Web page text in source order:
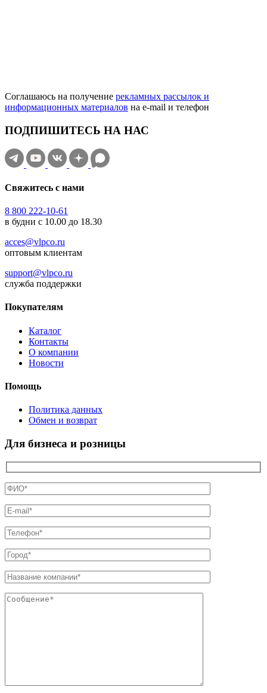
Соглашаюсь на получение рекламных рассылок и
информационных материалов на e‑mail и телефон
ПОДПИШИТЕСЬ НА НАС
Свяжитесь с нами
8 800 222-10-61
в будни с 10.00 до 18.30
acces@vlpco.ru
оптовым клиентам
support@vlpco.ru
служба поддержки
Покупателям
Каталог
Контакты
О компании
Новости
Помощь
Политика данных
Обмен и возврат
Для бизнеса и розницы